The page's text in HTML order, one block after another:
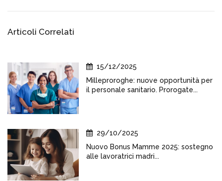
Articoli Correlati
15/12/2025
Milleproroghe: nuove opportunità per
il personale sanitario. Prorogate...
29/10/2025
Nuovo Bonus Mamme 2025: sostegno
alle lavoratrici madri...